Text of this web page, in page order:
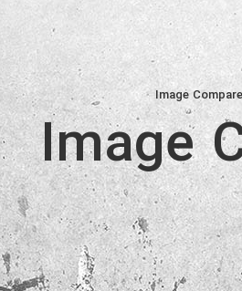
Image
Image